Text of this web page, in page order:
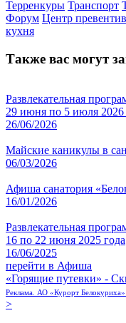
Терренкуры Транспорт
Форум Центр
кухня
Также вас могут
Развлекательная
29 июня по 5 июля 2026
26/06/2026
Майские каникулы в
06/03/2026
Афиша санатория
16/01/2026
Развлекательная
16 по 22 июня 2025 года
16/06/2025
перейти в Афиша
«Горящие путевки» -
Реклама. АО «Курорт
>